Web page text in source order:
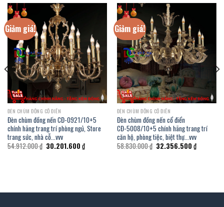
Giảm giá!
ĐÈN CHÙM ĐỒNG CỔ ĐIỂN
Đèn chùm đồng nến CĐ-0921/10+5
chính hãng trang trí phòng ngủ, Store
trang sức, nhà cỗ…vvv
54.912.000₫ Giá
gốc
30.201.600 ₫Giá
hiện
Giảm giá!
ĐÈN CHÙM ĐỒNG CỔ ĐIỂN
Đèn chùm đồng nến cổ điển
CĐ-5008/10+5 chính hãng trang trí
căn hộ, phòng tiệc, biệt thự…vvv
58.830.000₫ Giá
gốc
32.356.500 ₫Giá
hiện